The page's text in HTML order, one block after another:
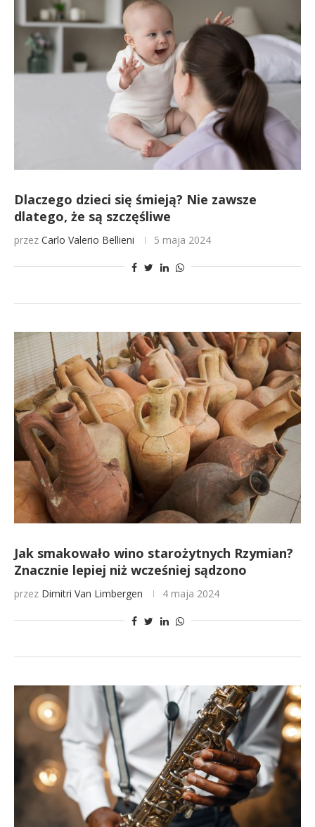
Dlaczego dzieci się śmieją? Nie zawsze
dlatego, że są szczęśliwe
przez Carlo Valerio Bellieni 5 maja 2024
Jak smakowało wino starożytnych Rzymian?
Znacznie lepiej niż wcześniej sądzono
przez Dimitri Van Limbergen 4 maja 2024